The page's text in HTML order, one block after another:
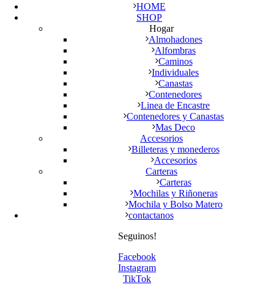
HOME
SHOP
Hogar
Almohadones
Alfombras
Caminos
Individuales
Canastas
Contenedores
Linea de Encastre
Contenedores y Canastas
Mas Deco
Accesorios
Billeteras y monederos
Accesorios
Carteras
Carteras
Mochilas y Riñoneras
Mochila y Bolso Matero
contactanos
Seguinos!
Facebook
Instagram
TikTok